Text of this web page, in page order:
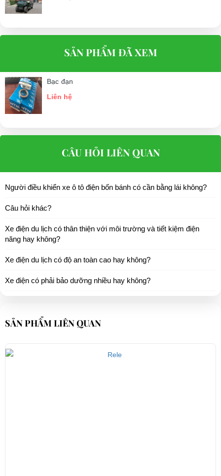
SẢN PHẨM ĐÃ XEM
Bạc đạn
Liên hệ
CÂU HỎI LIÊN QUAN
Người điều khiển xe ô tô điện bốn bánh có cần bằng lái không?
Câu hỏi khác?
Xe điện du lịch có thân thiện với môi trường và tiết kiệm điện
năng hay không?
Xe điện du lịch có độ an toàn cao hay không?
Xe điện có phải bảo dưỡng nhiều hay không?
SẢN PHẨM LIÊN QUAN